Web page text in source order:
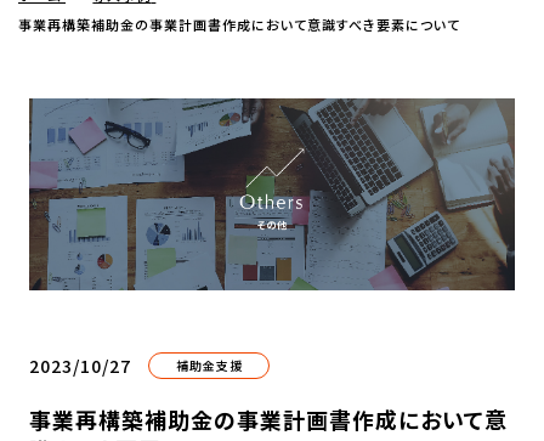
事業再構築補助金の事業計画書作成において意識すべき要素について
2023/10/27 補助金支援
事業再構築補助金の事業計画書作成において意